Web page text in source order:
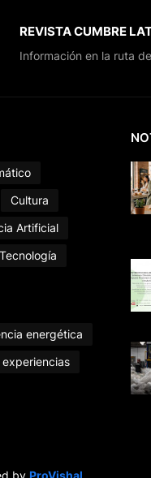
REVISTA CUMBRE
Información en la ruta
Cultura
Artificial
Tecnología
energética
by ProVishal